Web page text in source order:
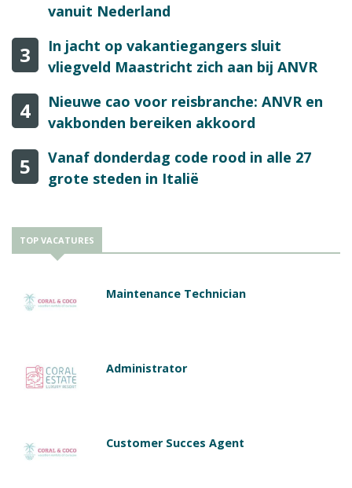
vanuit Nederland
3
In jacht op vakantiegangers sluit
vliegveld Maastricht zich aan bij ANVR
4
Nieuwe cao voor reisbranche: ANVR en
vakbonden bereiken akkoord
5
Vanaf donderdag code rood in alle 27
grote steden in Italië
TOP VACATURES
Maintenance Technician
Administrator
Customer Succes Agent